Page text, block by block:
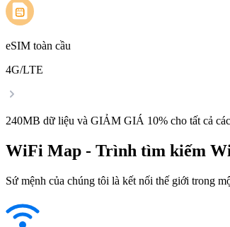
eSIM toàn cầu
4G/LTE
240MB dữ liệu và GIẢM GIÁ 10% cho tất cả
WiFi Map - Trình tìm kiếm
Sứ mệnh của chúng tôi là kết nối thế giới trong